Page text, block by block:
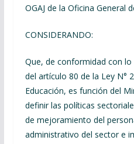
OGAJ de la Oficina General
CONSIDERANDO:
Que, de conformidad con
del artículo 80 de la Ley N°
Educación, es función del
definir las políticas
de mejoramiento del
administrativo del sector e